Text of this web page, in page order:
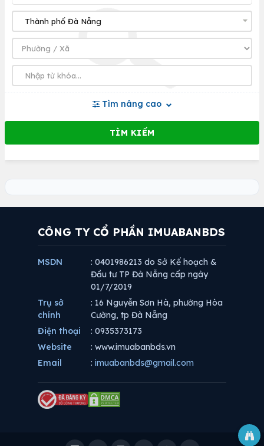
Tìm nâng cao
CÔNG TY CỔ PHẦN IMUABANBDS
MSDN
: 0401986213 do Sở Kế hoạch &
Đầu tư TP Đà Nẵng cấp ngày
01/7/2019
Trụ sở
chính
: 16 Nguyễn Sơn Hà, phường Hòa
Cường, tp Đà Nẵng
Điện thoại
: 0935373173
Website
: www.imuabanbds.vn
Email
: imuabanbds@gmail.com